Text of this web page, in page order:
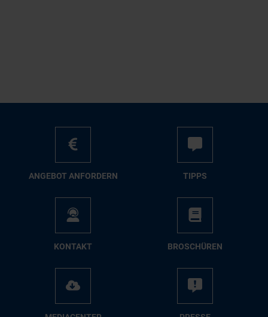
AN­GE­BOT AN­FOR­DERN TIPPS
KON­TAKT BRO­SCHÜ­REN